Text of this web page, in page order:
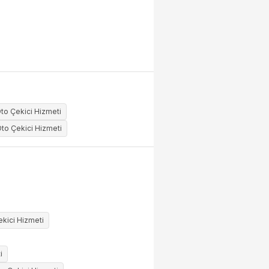
Çekici Hizmeti
Çekici Hizmeti
Hizmeti